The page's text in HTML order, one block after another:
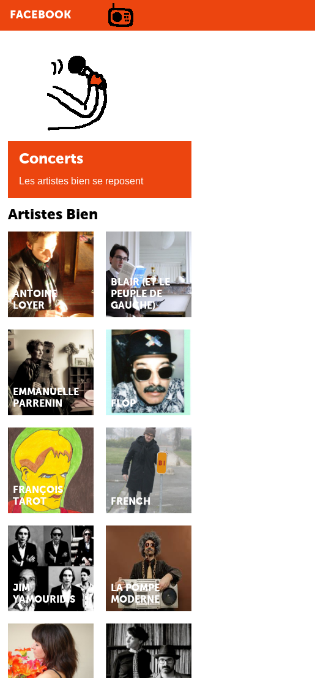
FACEBOOK
Concerts
Les artistes bien se reposent
Artistes Bien
ANTOINE
LOYER
BLAIR (ET LE
PEUPLE DE
GAUCHE)
EMMANUELLE
PARRENIN
FLÓP
FRANÇOIS
TAROT
FRENCH
JIM
YAMOURIDIS
LA POMPE
MODERNE